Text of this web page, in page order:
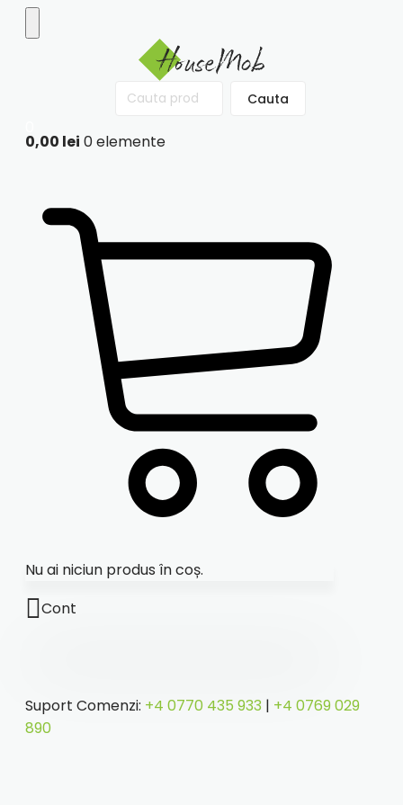
Cauta
Cauta
0,00 lei 0 elemente
Nu ai niciun produs în coș.
Cont
Suport Comenzi: +4 0770 435 933 | +4 0769 029
890